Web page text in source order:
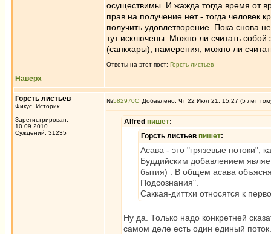
осуществимы. И жажда тогда время от
прав на получение нет - тогда человек
получить удовлетворение. Пока снова
тут исключены. Можно ли считать
(санкхары), намерения, можно ли
Ответы на этот пост: Горсть листьев
Наверх
Горсть листьев
Фикус, Историк
Зарегистрирован:
10.09.2010
Суждений: 31235
№582970 Добавлено: Чт 22 Июл 21, 15:27 (5 лет
Alfred пишет:
Горсть листьев пишет:
Асава - это "грязевые потоки",
Буддийским добавлением
бытия) . В общем асава
Подсознания".
Саккая-диттхи относятся к
Ну да. Только надо конкретней
самом деле есть один единый